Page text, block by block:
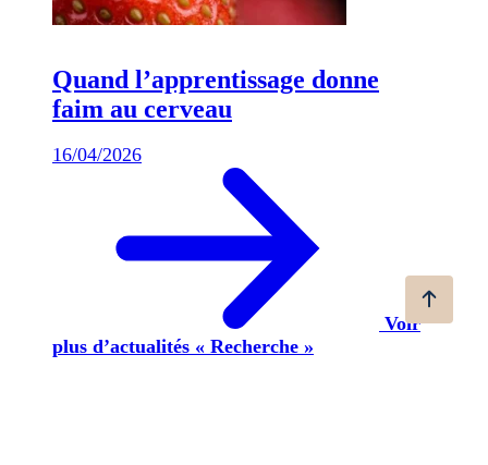
Quand l’apprentissage donne
faim au cerveau
16/04/2026
Voir
plus d’actualités « Recherche »